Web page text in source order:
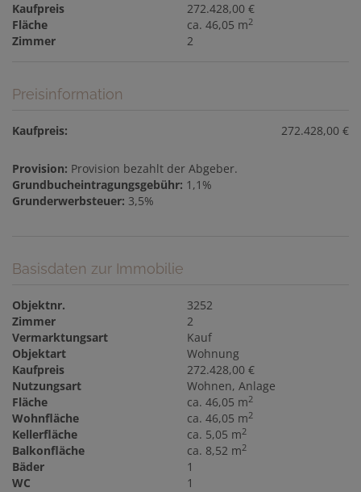
Kaufpreis
272.428,00 €
Fläche
ca. 46,05 m2
Zimmer 2
Preisinformation
Kaufpreis: 272.428,00 €
Provision: Provision bezahlt der Abgeber.
Grundbucheintragungsgebühr: 1,1%
Grunderwerbsteuer: 3,5%
Basisdaten zur Immobilie
Objektnr.
3252
Zimmer
2
Vermarktungsart
Kauf
Objektart
Wohnung
Kaufpreis
272.428,00 €
Nutzungsart
Wohnen Anlage
Fläche
ca. 46,05 m2
Wohnfläche ca. 46,05 m2
Kellerfläche ca. 5,05 m2
Balkonfläche ca. 8,52 m2
Bäder
1
WC
1